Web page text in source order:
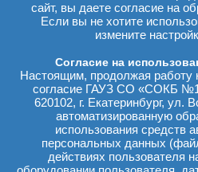
по
сайт, вы даете согласие на
Если вы не хотите
измените
Согласие на
Настоящим, продолжая работу
согласие ГАУЗ СО «СОКБ
620102, г. Екатеринбург, ул.
автоматизированную
использования средств
персональных данных
действиях пользователя